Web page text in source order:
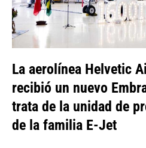
La aerolínea Helvetic
recibió un nuevo
trata de la unidad de
de la familia E-Jet